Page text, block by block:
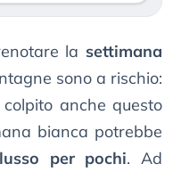
la settimana
sono a rischio:
anche questo
bianca potrebbe
lusso per pochi. Ad